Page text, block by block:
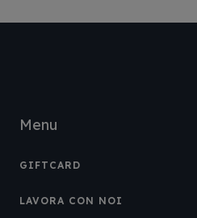
Menu
GIFTCARD
LAVORA CON NOI